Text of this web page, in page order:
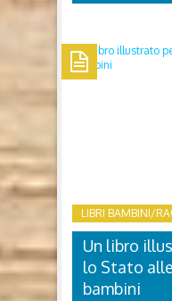
giornalista
favole per bambini.
LIBRI BAMBINI/
Un libro
lo Stato
bambini